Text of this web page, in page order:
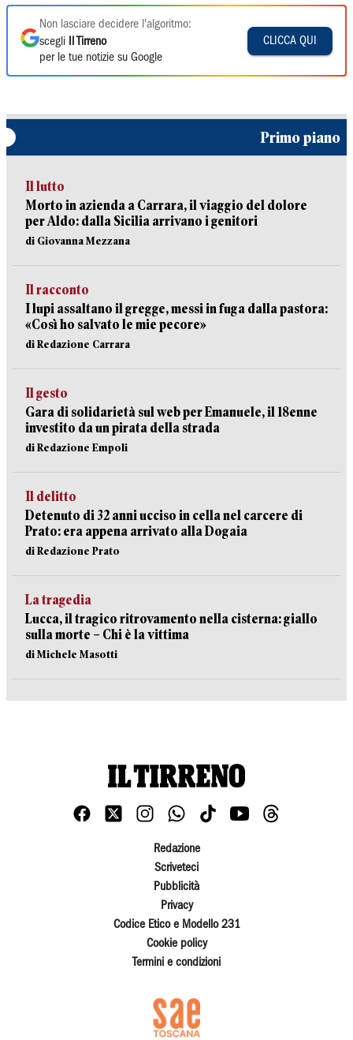
Non lasciare decidere l'algoritmo:
scegli
Il Tirreno
per le tue notizie su Google
CLICCA QUI
Primo piano
Il lutto
Morto in azienda a Carrara, il viaggio del dolore
per Aldo: dalla Sicilia arrivano i genitori
di Giovanna Mezzana
Il racconto
I lupi assaltano il gregge, messi in fuga dalla pastora:
«Così ho salvato le mie pecore»
di Redazione Carrara
Il gesto
Gara di solidarietà sul web per Emanuele, il 18enne
investito da un pirata della strada
di Redazione Empoli
Il delitto
Detenuto di 32 anni ucciso in cella nel carcere di
Prato: era appena arrivato alla Dogaia
di Redazione Prato
La tragedia
Lucca, il tragico ritrovamento nella cisterna: giallo
sulla morte – Chi è la vittima
di Michele Masotti
Redazione
Scriveteci
Pubblicità
Privacy
Codice Etico e Modello 231
Cookie policy
Termini e condizioni